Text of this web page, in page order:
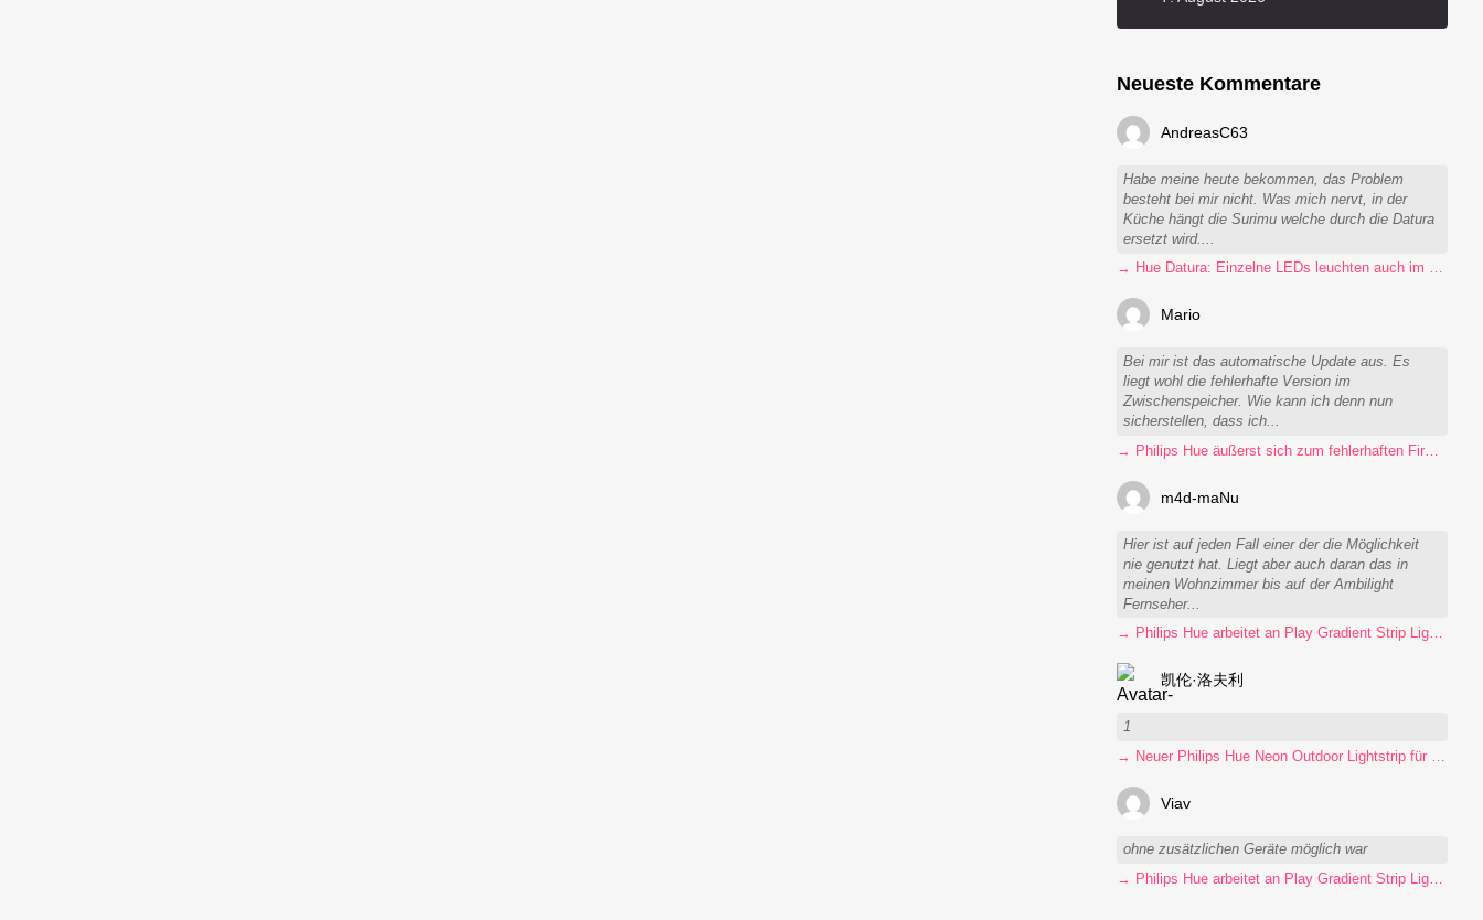
Neueste Kommentare
AndreasC63
Habe meine heute bekommen, das Problem
besteht bei mir nicht. Was mich nervt, in der
Küche hängt die Surimu welche durch die Datura
ersetzt wird....
→ Hue Datura: Einzelne LEDs leuchten auch im ausgeschalteten Zustand
Mario
Bei mir ist das automatische Update aus. Es
liegt wohl die fehlerhafte Version im
Zwischenspeicher. Wie kann ich denn nun
sicherstellen, dass ich...
→ Philips Hue äußerst sich zum fehlerhaften Firmware-Update
m4d-maNu
Hier ist auf jeden Fall einer der die Möglichkeit
nie genutzt hat. Liegt aber auch daran das in
meinen Wohnzimmer bis auf der Ambilight
Fernseher...
→ Philips Hue arbeitet an Play Gradient Strip Light Pro
凯伦·洛夫利
1
Viav
ohne zusätzlichen Geräte möglich war
→ Philips Hue arbeitet an Play Gradient Strip Light Pro